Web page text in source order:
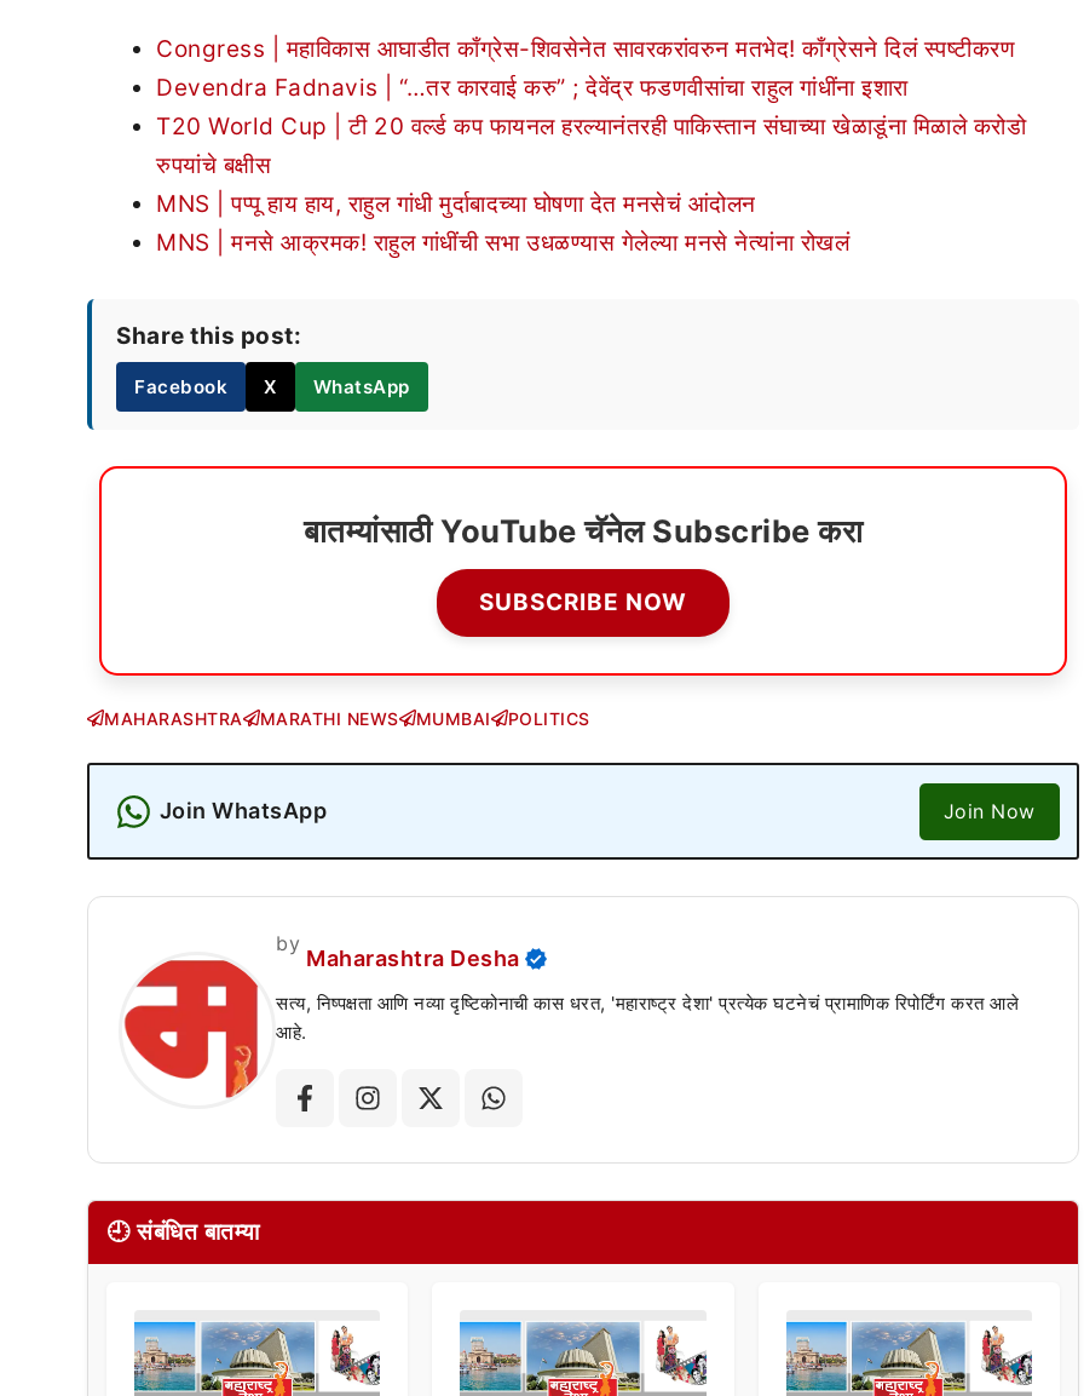
Congress | महाविकास आघाडीत काँग्रेस-शिवसेनेत सावरकरांवरुन मतभेद! काँग्रेसने दिलं स्पष्टीकरण
Devendra Fadnavis | “…तर कारवाई करु” ; देवेंद्र फडणवीसांचा राहुल गांधींना इशारा
T20 World Cup | टी 20 वर्ल्ड कप फायनल हरल्यानंतरही पाकिस्तान संघाच्या खेळाडूंना मिळाले करोडो
रुपयांचे बक्षीस
MNS | पप्पू हाय हाय, राहुल गांधी मुर्दाबादच्या घोषणा देत मनसेचं आंदोलन
MNS | मनसे आक्रमक! राहुल गांधींची सभा उधळण्यास गेलेल्या मनसे नेत्यांना रोखलं
Share this post:
Facebook X WhatsApp
बातम्यांसाठी YouTube चॅनेल Subscribe करा
SUBSCRIBE NOW
MAHARASHTRA MARATHI NEWS MUMBAI POLITICS
Join WhatsApp Join Now
by
Maharashtra Desha
सत्य, निष्पक्षता आणि नव्या दृष्टिकोनाची कास धरत, 'महाराष्ट्र देशा' प्रत्येक घटनेचं प्रामाणिक रिपोर्टिंग करत आले
आहे.
🕘 संबंधित बातम्या